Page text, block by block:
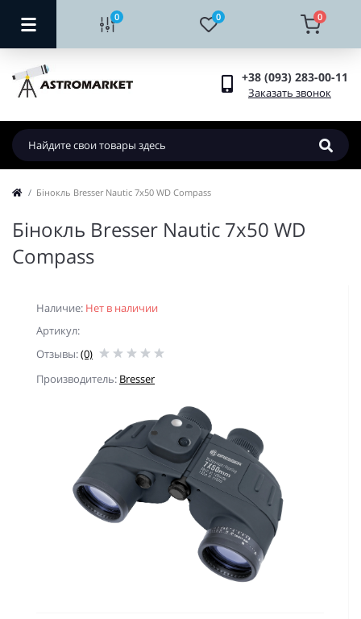
0 0 0
+38 (093) 283-00-11
Заказать звонок
Бiнокль Bresser Nautic 7x50 WD Compass
Бiнокль Bresser Nautic 7x50 WD
Compass
Наличие: Нет в наличии
Артикул:
Отзывы:(0)
Производитель: Bresser